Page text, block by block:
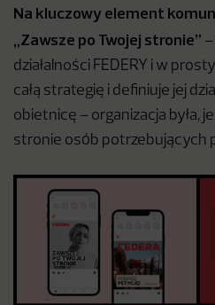
Na kluczowy element
„Zawsze po Twojej stronie”
działalności FEDERY i w
całą strategię i definiuje jej
obietnicę – organizacja była,
stronie osób potrzebujących